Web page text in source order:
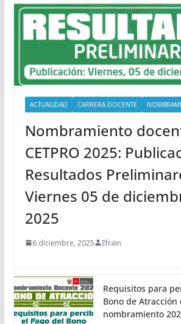
ACTUALIDAD CARRERA DOCENTE
Nombramiento
CETPRO 2025:
Resultados
Viernes 05 de
2025
6 diciembre, 2025 Efrain
Requisitos para
Bono de
nombramiento